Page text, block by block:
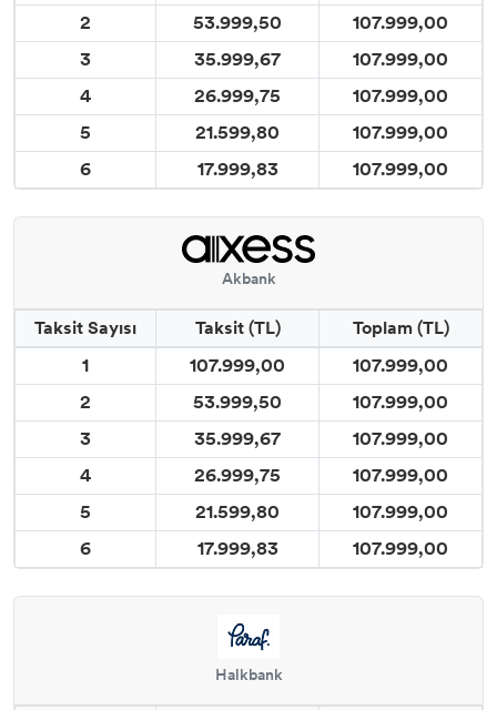
2
53.999,50
107.999,00
3
35.999,67
107.999,00
4
26.999,75
107.999,00
5
21.599,80
107.999,00
6
17.999,83 107.999,00
Akbank
Taksit Sayısı Taksit (TL)
Toplam (TL)
1
107.999,00
107.999,00
2
53.999,50
107.999,00
3
35.999,67
107.999,00
4
26.999,75
107.999,00
5
21.599,80
107.999,00
6
17.999,83 107.999,00
Halkbank